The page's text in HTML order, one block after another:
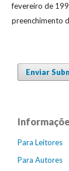
fevereiro de
preenchimento
Enviar
Para Leitores
Para Autores